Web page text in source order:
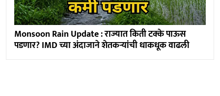
Monsoon Rain Update : राज्यात किती टक्के पाऊस
पडणार? IMD च्या अंदाजाने शेतकऱ्यांची धाकधूक वाढली